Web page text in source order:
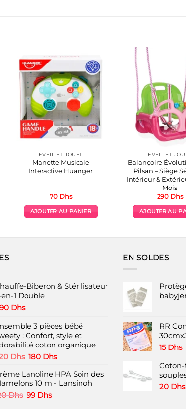
ÉVEIL ET JOUET
Manette Musicale
Interactive Huanger
70 Dhs
AJOUTER AU PANIER
ÉVEIL ET
Balançoire
Pilsan – Siège
Intérieur &
Mois
290 Dhs
AJOUTER AU
Biberon & Stérilisateur
en-1 Double
Dhs
3 pièces bébé
: Confort, style et
coton organique
Dhs Le
initial
était :
220 Dhs.
180 DhsLe
actuel
est :
Lanoline HPA Soin des
10 ml- Lansinoh
Dhs Le
99 DhsLe
EN SOLDES
RR
15 Dhs
20 Dhs